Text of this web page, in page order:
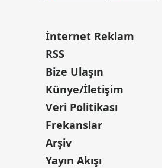
İnternet Reklam
RSS
Bize Ulaşın
Künye/İletişim
Veri Politikası
Frekanslar
Arşiv
Yayın Akışı